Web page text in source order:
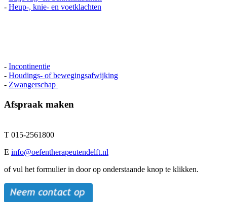
- Heup-, knie- en voetklachten
- Incontinentie
- Houdings- of bewegingsafwijking
- Zwangerschap
Afspraak maken
T 015-2561800
E info@oefentherapeutendelft.nl
of vul het formulier in door op onderstaande knop te klikken.